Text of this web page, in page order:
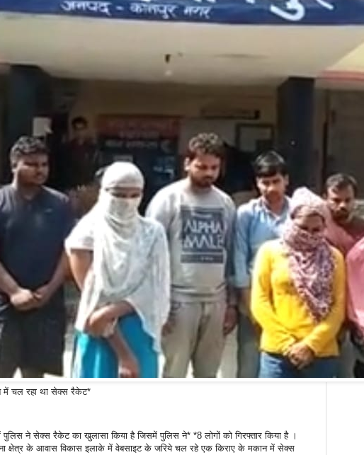
में चल रहा था सेक्स रैकेट*
पुलिस ने सेक्स रैकेट का खुलासा किया है जिसमें पुलिस ने* *8 लोगों को गिरफ्तार किया है ।
क्षेत्र के आवास विकास इलाके में वेबसाइट के जरिये चल रहे एक किराए के मकान में सेक्स